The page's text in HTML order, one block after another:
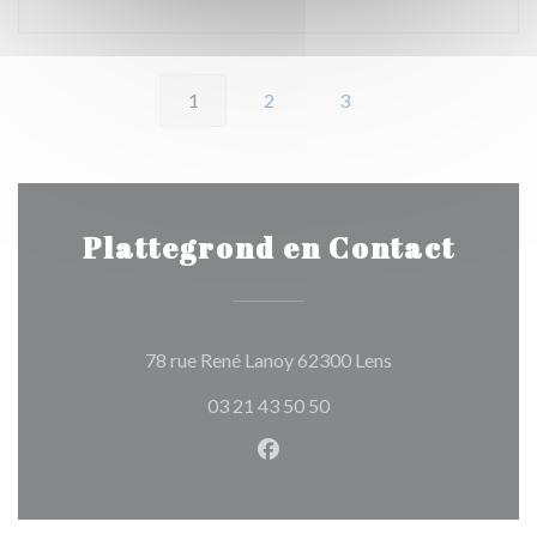
1 2 3
Plattegrond en Contact
78 rue René Lanoy 62300 Lens
03 21 43 50 50
Facebook ((opent in een